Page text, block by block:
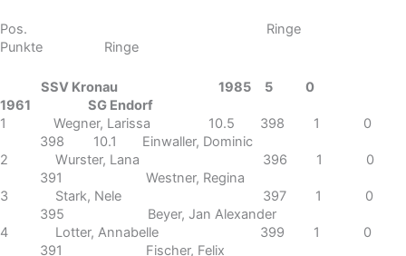
Pos. Ringe
Punkte Ringe
SSV Kronau 1985 5 0
1961 SG Endorf
1 Wegner, Larissa 10.5 398 1 0
398 10.1 Einwaller, Dominic
2 Wurster, Lana 396 1 0
391 Westner, Regina
3 Stark, Nele 397 1 0
395 Beyer, Jan Alexander
4 Lotter, Annabelle 399 1 0
391 Fischer, Felix